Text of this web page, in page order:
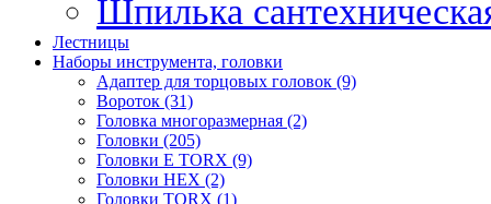
Шпилька
Лестницы
Наборы инструмента, головки
Адаптер для торцовых головок (9)
Вороток (31)
Головка многоразмерная (2)
Головки (205)
Головки E TORX (9)
Головки HEX (2)
Головки TORX (1)